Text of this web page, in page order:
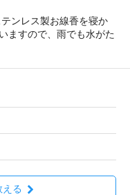
ンレス製お線香を寝か
ますので、雨でも水がた
る